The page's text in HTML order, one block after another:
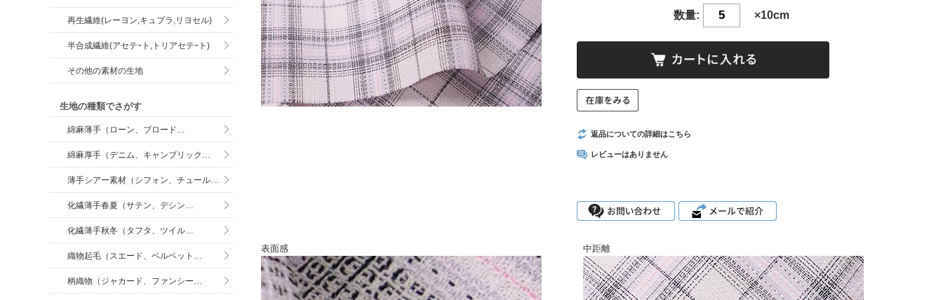
数量: ×10cm
返品についての詳細はこちら
レビューはありません
表面感 中距離
再生繊維(レーヨン,キュプラ,リヨセル)
半合成繊維(アセテｰト,トリアセテｰト)
その他の素材の生地
生地の種類でさがす
綿麻薄手（ローン、ブロード…
綿麻厚手（デニム、キャンブリック…
薄手シアー素材（シフォン、チュール…
化繊薄手春夏（サテン、デシン…
化繊薄手秋冬（タフタ、ツイル…
織物起毛（スエード、ベルベット…
柄織物（ジャカード、ファンシー…